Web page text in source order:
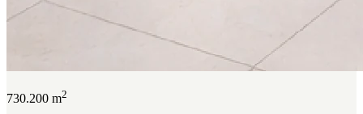
730.200 m2